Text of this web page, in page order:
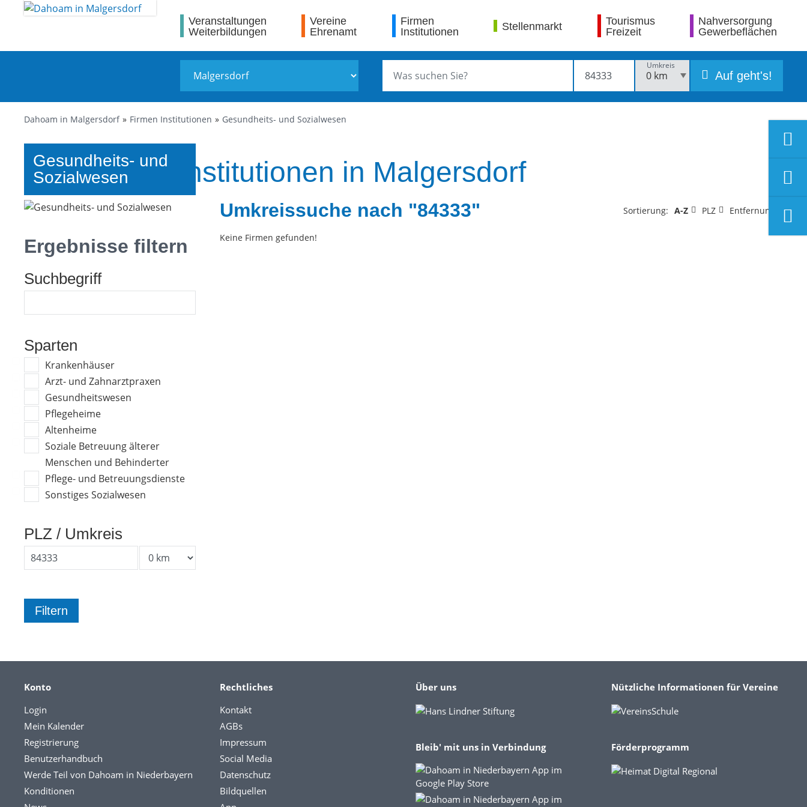
Veranstaltungen
Weiterbildungen
Vereine
Ehrenamt
Firmen
Institutionen
Stellenmarkt
Tourismus
Freizeit
Nahversorgung
Gewerbeflächen
Umkreis
Auf geht's!
Dahoam in Malgersdorf Firmen Institutionen Gesundheits- und Sozialwesen
Firmen und Institutionen in Malgersdorf
Gesundheits- und
Sozialwesen
Ergebnisse filtern
Suchbegriff
Sparten
Krankenhäuser
Arzt- und Zahnarztpraxen
Gesundheitswesen
Pflegeheime
Altenheime
Soziale Betreuung älterer
Menschen und Behinderter
Pflege- und Betreuungsdienste
Sonstiges Sozialwesen
PLZ / Umkreis
Umkreissuche nach "84333" Sortierung: A-Z PLZ Entfernung
Keine Firmen gefunden!
Konto
Login
Mein Kalender
Registrierung
Benutzerhandbuch
Werde Teil von Dahoam in Niederbayern
Konditionen
Rechtliches
Kontakt
AGBs
Impressum
Social Media
Datenschutz
Bildquellen
Über uns
Bleib' mit uns in Verbindung
Nützliche Informationen für Vereine
Förderprogramm